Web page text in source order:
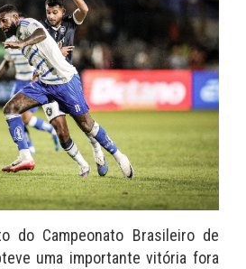
do Campeonato Brasileiro de
uma importante vitória fora